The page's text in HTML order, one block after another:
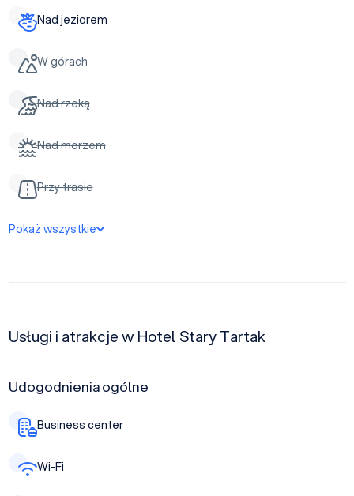
Nad jeziorem
W górach
Nad rzeką
Nad morzem
Przy trasie
Pokaż wszystkie
Usługi i atrakcje w Hotel Stary Tartak
Udogodnienia ogólne
Business center
Wi-Fi